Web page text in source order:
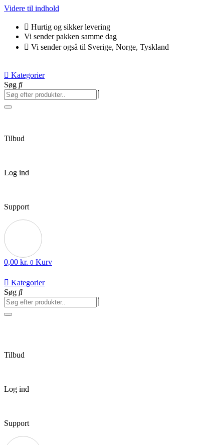
Videre til indhold
Hurtig og sikker levering
Vi sender pakken samme dag
Vi sender også til Sverige, Norge, Tyskland
Kategorier
Søg
Tilbud
Log ind
Support
0,00 kr. 0 Kurv
Kategorier
Søg
Tilbud
Log ind
Support